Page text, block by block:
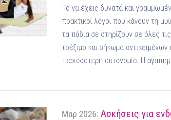
Το να έχεις δυνατά και
πρακτικοί λόγοι που κάνουν τη
τα πόδια σε στηρίζουν σε όλες
τρέξιμο και σήκωμα
περισσότερη αυτονομία. Η
Μαρ 2026: Ασκήσεις για